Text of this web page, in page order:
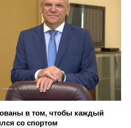
в том, чтобы каждый
со спортом